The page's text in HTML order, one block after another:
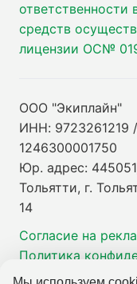
ответственности
средств
лицензии ОС№
ООО "Экиплайн"
ИНН: 9723261219
1246300001750
Юр. адрес:
Тольятти, г.
14
Согласие на
Политика